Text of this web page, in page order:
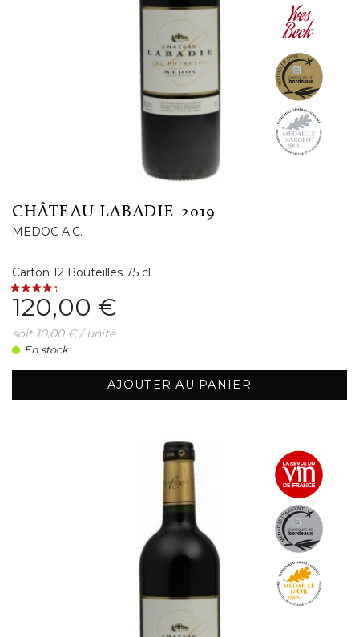
CHÂTEAU LABADIE 2019
MEDOC A.C.
Carton 12 Bouteilles 75 cl
Prix
120,00 €
soit 10,00 € / unité
En stock
AJOUTER AU PANIER